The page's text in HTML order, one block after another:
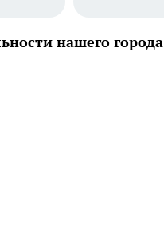
нашего города